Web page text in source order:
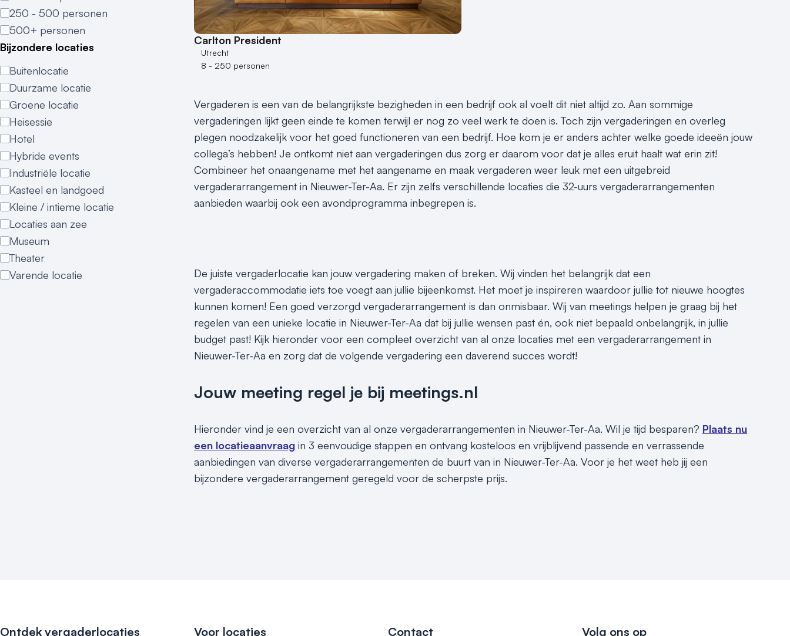
250 - 500 personen
500+ personen
Bijzondere locaties
Buitenlocatie
Duurzame locatie
Groene locatie
Heisessie
Hotel
Hybride events
Industriële locatie
Kasteel en landgoed
Kleine / intieme locatie
Locaties aan zee
Museum
Theater
Varende locatie
Carlton President
Utrecht
8 - 250 personen
Vergaderen is een van de belangrijkste bezigheden in een bedrijf ook al voelt dit niet altijd zo. Aan sommige
vergaderingen lijkt geen einde te komen terwijl er nog zo veel werk te doen is. Toch zijn vergaderingen en overleg
plegen noodzakelijk voor het goed functioneren van een bedrijf. Hoe kom je er anders achter welke goede ideeën jouw
collega’s hebben! Je ontkomt niet aan vergaderingen dus zorg er daarom voor dat je alles eruit haalt wat erin zit!
Combineer het onaangename met het aangename en maak vergaderen weer leuk met een uitgebreid
vergaderarrangement in Nieuwer-Ter-Aa. Er zijn zelfs verschillende locaties die 32-uurs vergaderarrangementen
aanbieden waarbij ook een avondprogramma inbegrepen is.
De juiste vergaderlocatie kan jouw vergadering maken of breken. Wij vinden het belangrijk dat een
vergaderaccommodatie iets toe voegt aan jullie bijeenkomst. Het moet je inspireren waardoor jullie tot nieuwe hoogtes
kunnen komen! Een goed verzorgd vergaderarrangement is dan onmisbaar. Wij van meetings helpen je graag bij het
regelen van een unieke locatie in Nieuwer-Ter-Aa dat bij jullie wensen past én, ook niet bepaald onbelangrijk, in jullie
budget past! Kijk hieronder voor een compleet overzicht van al onze locaties met een vergaderarrangement in
Nieuwer-Ter-Aa en zorg dat de volgende vergadering een daverend succes wordt!
Jouw meeting regel je bij meetings.nl
Hieronder vind je een overzicht van al onze vergaderarrangementen in Nieuwer-Ter-Aa. Wil je tijd besparen? Plaats nu
een locatieaanvraag in 3 eenvoudige stappen en ontvang kosteloos en vrijblijvend passende en verrassende
aanbiedingen van diverse vergaderarrangementen de buurt van in Nieuwer-Ter-Aa. Voor je het weet heb jij een
bijzondere vergaderarrangement geregeld voor de scherpste prijs.
Ontdek vergaderlocaties Voor locaties Contact Volg ons op